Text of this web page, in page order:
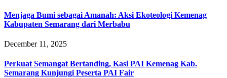
Menjaga Bumi sebagai Amanah: Aksi Ekoteologi Kemenag
Kabupaten Semarang dari Merbabu
December 11, 2025
Perkuat Semangat Bertanding, Kasi PAI Kemenag Kab.
Semarang Kunjungi Peserta PAI Fair